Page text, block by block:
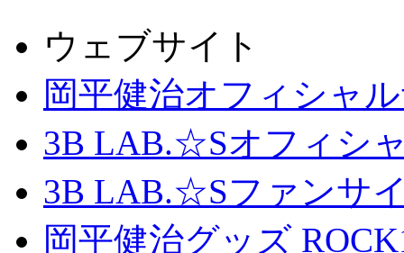
ウェブサイト
岡平健治オフィシャ
3B LAB.☆Sオフィシ
3B LAB.☆Sファンサイ
岡平健治グッズ